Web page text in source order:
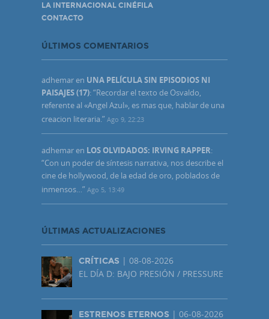
LA INTERNACIONAL CINÉFILA
CONTACTO
ÚLTIMOS COMENTARIOS
adhemar en UNA PELÍCULA SIN EPISODIOS NI
PAISAJES (17): “Recordar el texto de Osvaldo,
referente al «Angel Azul», es mas que, hablar de una
creacion literaria.” Ago 9, 22:23
adhemar en LOS OLVIDADOS: IRVING RAPPER:
“Con un poder de síntesis narrativa, nos describe el
cine de hollywood, de la edad de oro, poblados de
inmensos…” Ago 5, 13:49
ÚLTIMAS ACTUALIZACIONES
CRÍTICAS | 08-08-2026
EL DÍA D: BAJO PRESIÓN / PRESSURE
ESTRENOS ETERNOS | 06-08-2026